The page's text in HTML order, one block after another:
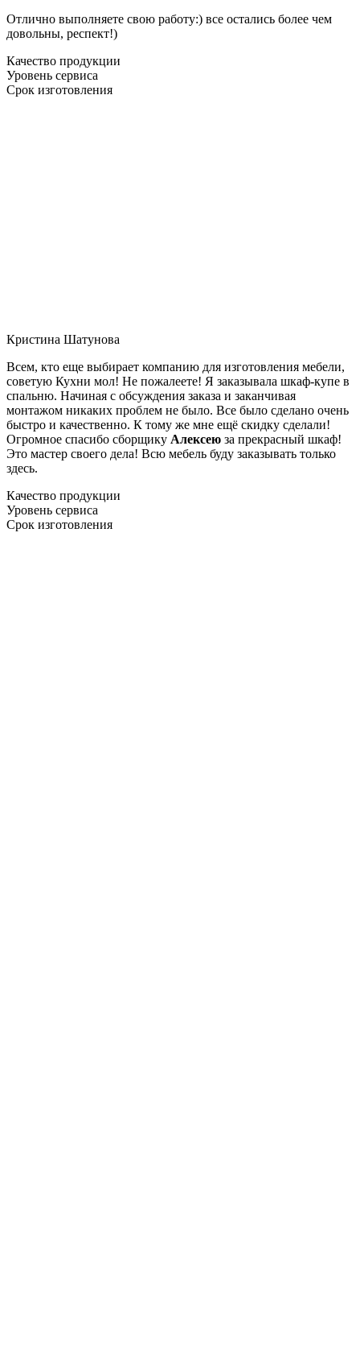
Отлично выполняете свою работу:) все остались более чем
довольны, респект!)
Качество продукции
Уровень сервиса
Срок изготовления
Кристина Шатунова
Всем, кто еще выбирает компанию для изготовления мебели,
советую Кухни мол! Не пожалеете! Я заказывала шкаф-купе в
спальню. Начиная с обсуждения заказа и заканчивая
монтажом никаких проблем не было. Все было сделано очень
быстро и качественно. К тому же мне ещё скидку сделали!
Огромное спасибо сборщику Алексею за прекрасный шкаф!
Это мастер своего дела! Всю мебель буду заказывать только
здесь.
Качество продукции
Уровень сервиса
Срок изготовления